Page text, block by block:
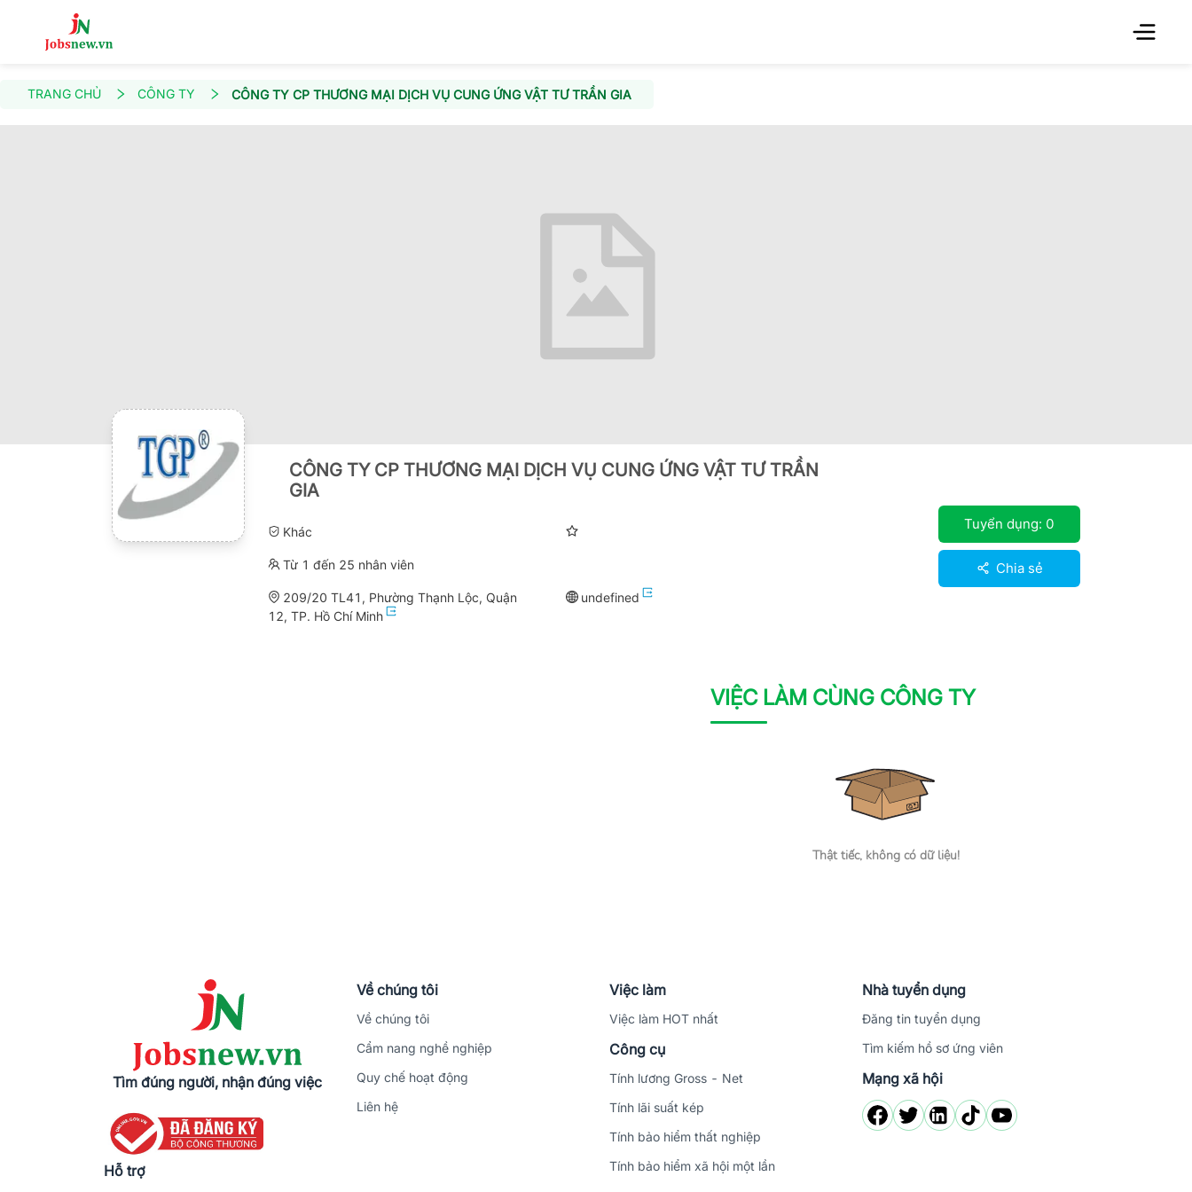
TRANG CHỦ CÔNG TY CÔNG TY CP THƯƠNG MẠI DỊCH VỤ CUNG ỨNG VẬT TƯ TRẦN GIA
CÔNG TY CP THƯƠNG MẠI DỊCH VỤ CUNG ỨNG VẬT TƯ TRẦN
GIA
Khác
Từ 1 đến 25 nhân viên
209/20 TL41, Phường Thạnh Lộc, Quận
12, TP. Hồ Chí Minh
undefined
Tuyển dụng: 0
Chia sẻ
VIỆC LÀM CÙNG CÔNG TY
Thật tiếc, không có dữ liệu!
Tìm đúng người, nhận đúng việc
Hỗ trợ
Về chúng tôi
Về chúng tôi
Cẩm nang nghề nghiệp
Quy chế hoạt động
Liên hệ
Việc làm
Việc làm HOT nhất
Công cụ
Tính lương Gross - Net
Tính lãi suất kép
Tính bảo hiểm thất nghiệp
Tính bảo hiểm xã hội một lần
Nhà tuyển dụng
Đăng tin tuyển dụng
Tìm kiếm hồ sơ ứng viên
Mạng xã hội